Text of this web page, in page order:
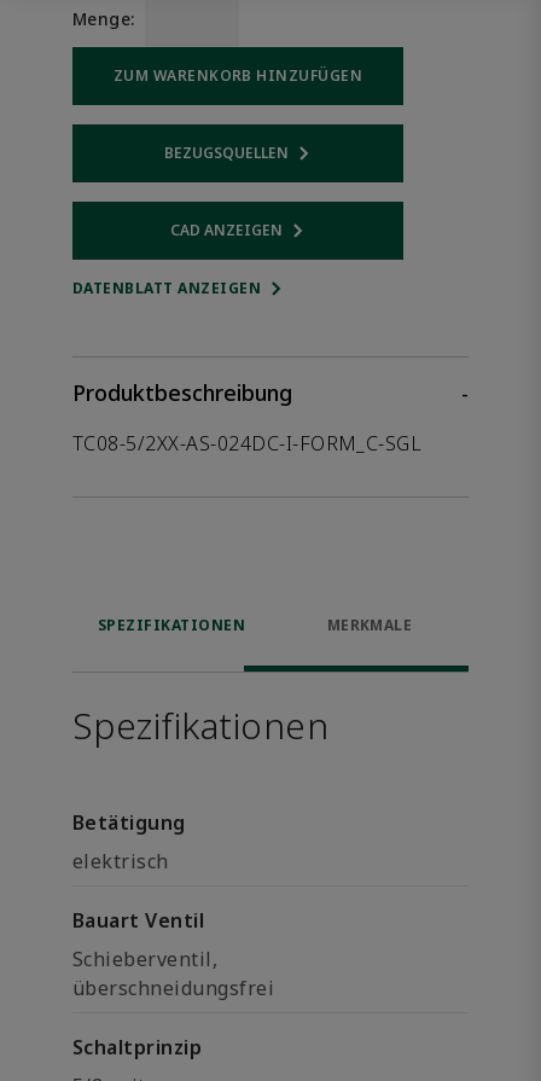
Menge:
ZUM WARENKORB HINZUFÜGEN
BEZUGSQUELLENOpens internal link
CAD ANZEIGENOpens internal link
DATENBLATT ANZEIGEN
Produktbeschreibung
-
TC08-5/2XX-AS-024DC-I-FORM_C-SGL
SPEZIFIKATIONEN MERKMALE
Spezifikationen
Betätigung
elektrisch
Bauart Ventil
Schieberventil,
überschneidungsfrei
Schaltprinzip